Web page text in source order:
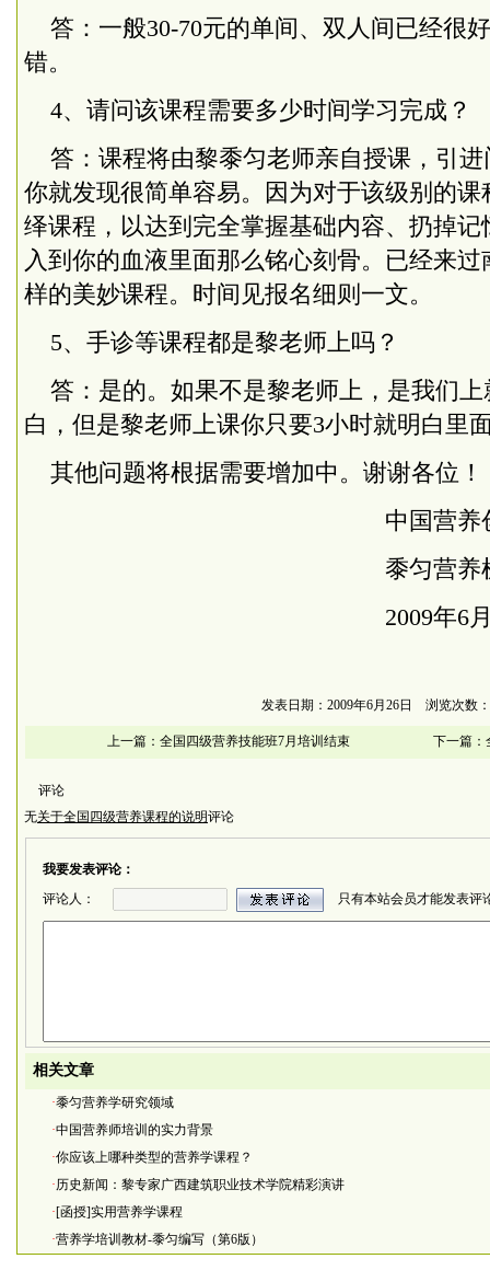
答：一般30-70元的单间、双人间已经很
错。
4、请问该课程需要多少时间学习完成？
答：课程将由黎黍匀老师亲自授课，引进
你就发现很简单容易。因为对于该级别的
绎课程，以达到完全掌握基础内容、扔掉
入到你的血液里面那么铭心刻骨。已经来
样的美妙课程。时间见报名细则一文。
5、手诊等课程都是黎老师上吗？
答：是的。如果不是黎老师上，是我们上
白，但是黎老师上课你只要3小时就明白里
其他问题将根据需要增加中。谢谢各位！
中国营养创造研
黍匀营养机
2009年6月26
发表日期：2009年6月26日 浏览次数
上一篇： 全国四级营养技能班7月培训结束 下一篇：
评论
无关于全国四级营养课程的说明评论
我要发表评论：
评论人：
只有本站会员才能发表评
相关文章
·黍匀营养学研究领域
·中国营养师培训的实力背景
·你应该上哪种类型的营养学课程？
·历史新闻：黎专家广西建筑职业技术学院精彩演讲
·[函授]实用营养学课程
·营养学培训教材-黍匀编写（第6版）